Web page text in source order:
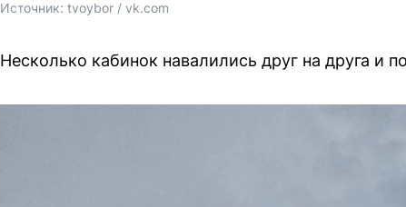
Источник: tvoybor / vk.com
Несколько кабинок навалились друг на друга и